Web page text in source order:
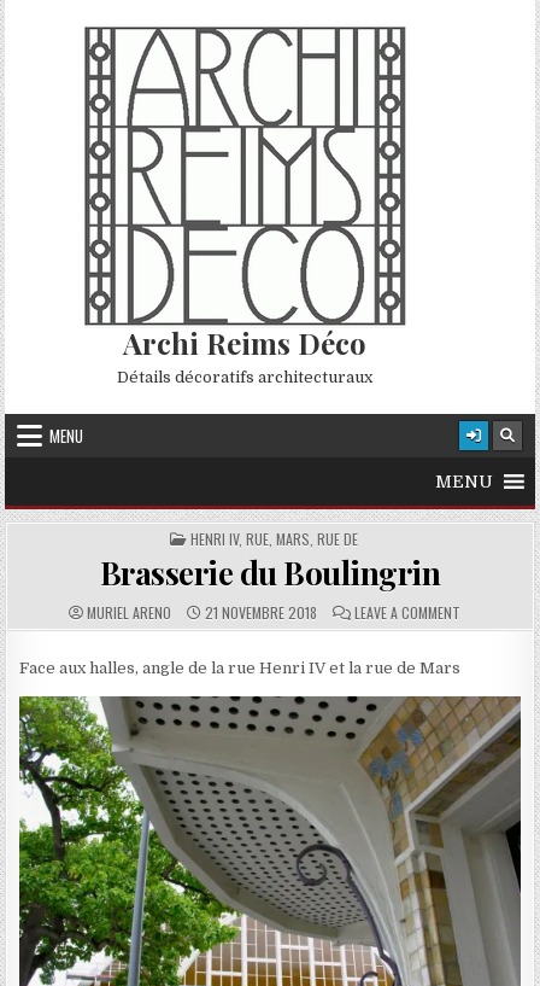
Skip to content
Archi Reims Déco
Détails décoratifs architecturaux
MENU
MENU
POSTED IN
HENRI IV, RUE MARS, RUE DE
Brasserie du Boulingrin
AUTHOR:
MURIEL ARENO PUBLISHED DATE:
21 NOVEMBRE 2018 COMMENTS:
LEAVE A COMMENTON
Face aux halles, angle de la rue Henri IV et la rue de Mars